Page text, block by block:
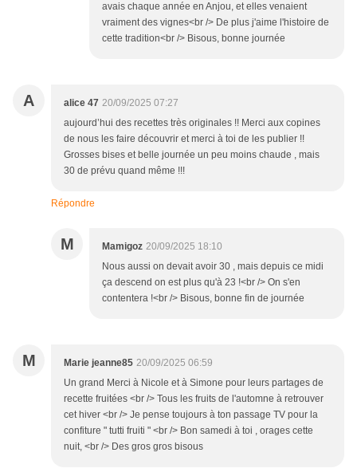
avais chaque année en Anjou, et elles venaient
vraiment des vignes<br /> De plus j'aime l'histoire de
cette tradition<br /> Bisous, bonne journée
A alice 47 20/09/2025 07:27
aujourd’hui des recettes très originales !! Merci aux copines
de nous les faire découvrir et merci à toi de les publier !!
Grosses bises et belle journée un peu moins chaude , mais
30 de prévu quand même !!!
Répondre
M Mamigoz 20/09/2025 18:10
Nous aussi on devait avoir 30 , mais depuis ce midi
ça descend on est plus qu'à 23 !<br /> On s'en
contentera !<br /> Bisous, bonne fin de journée
M Marie jeanne85 20/09/2025 06:59
Un grand Merci à Nicole et à Simone pour leurs partages de
recette fruitées <br /> Tous les fruits de l'automne à retrouver
cet hiver <br /> Je pense toujours à ton passage TV pour la
confiture " tutti fruiti " <br /> Bon samedi à toi , orages cette
nuit, <br /> Des gros gros bisous